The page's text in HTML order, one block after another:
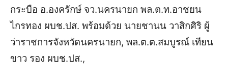
กระบือ อ.องครักษ์ จว.นครนายก พล.ต.ท.อาชยน
ไกรทอง ผบช.ปส. พร้อมด้วย นายชานน วาสิกศิริ ผู้
ว่าราชการจังหวัดนครนายก, พล.ต.ต.สมบูรณ์ เทียน
ขาว รอง ผบช.ปส.,